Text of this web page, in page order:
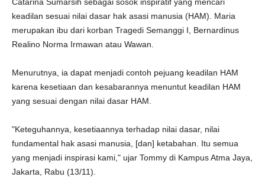
keadilan sesuai nilai dasar hak asasi manusia (HAM). Maria
merupakan ibu dari korban Tragedi Semanggi I, Bernardinus
Realino Norma Irmawan atau Wawan.
Menurutnya, ia dapat menjadi contoh pejuang keadilan HAM
karena kesetiaan dan kesabarannya menuntut keadilan HAM
yang sesuai dengan nilai dasar HAM.
"Keteguhannya, kesetiaannya terhadap nilai dasar, nilai
fundamental hak asasi manusia, [dan] ketabahan. Itu semua
yang menjadi inspirasi kami," ujar Tommy di Kampus Atma Jaya,
Jakarta, Rabu (13/11).